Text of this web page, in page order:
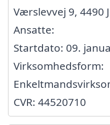
Værslevvej 9, 4490
Ansatte:
Startdato: 09.
Virksomhedsform:
CVR: 44520710